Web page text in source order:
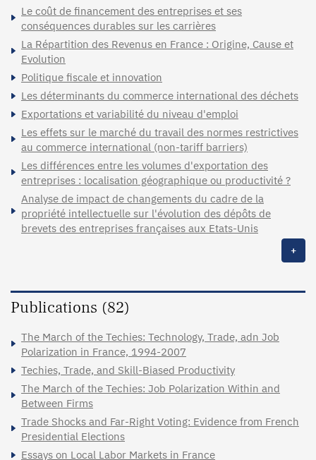
Le coût de financement des entreprises et ses
conséquences durables sur les carrières
La Répartition des Revenus en France : Origine, Cause et
Evolution
Politique fiscale et innovation
Les déterminants du commerce international des déchets
Exportations et variabilité du niveau d'emploi
Les effets sur le marché du travail des normes restrictives
au commerce international (non-tariff barriers)
Les différences entre les volumes d'exportation des
entreprises : localisation géographique ou productivité ?
Analyse de impact de changements du cadre de la
propriété intellectuelle sur l'évolution des dépôts de
brevets des entreprises françaises aux Etats-Unis
+
Publications (82)
The March of the Techies: Technology, Trade, adn Job
Polarization in France, 1994-2007
Techies, Trade, and Skill-Biased Productivity
The March of the Techies: Job Polarization Within and
Between Firms
Trade Shocks and Far-Right Voting: Evidence from French
Presidential Elections
Essays on Local Labor Markets in France